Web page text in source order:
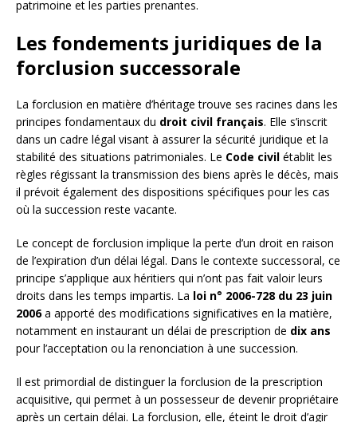
patrimoine et les parties prenantes.
Les fondements juridiques de la
forclusion successorale
La forclusion en matière d’héritage trouve ses racines dans les
principes fondamentaux du droit civil français. Elle s’inscrit
dans un cadre légal visant à assurer la sécurité juridique et la
stabilité des situations patrimoniales. Le Code civil établit les
règles régissant la transmission des biens après le décès, mais
il prévoit également des dispositions spécifiques pour les cas
où la succession reste vacante.
Le concept de forclusion implique la perte d’un droit en raison
de l’expiration d’un délai légal. Dans le contexte successoral, ce
principe s’applique aux héritiers qui n’ont pas fait valoir leurs
droits dans les temps impartis. La loi n° 2006-728 du 23 juin
2006a apporté des modifications significatives en la matière,
notamment en instaurant un délai de prescription de dix ans
pour l’acceptation ou la renonciation à une succession.
Il est primordial de distinguer la forclusion de la prescription
acquisitive, qui permet à un possesseur de devenir propriétaire
après un certain délai. La forclusion, elle, éteint le droit d’agir